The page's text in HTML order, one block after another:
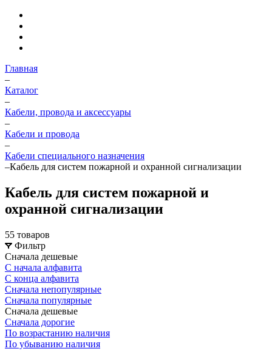
Главная
–
Каталог
–
Кабели, провода и аксессуары
–
Кабели и провода
–
Кабели специального назначения
–Кабель для систем пожарной и охранной сигнализации
Кабель для систем пожарной и
охранной сигнализации
55 товаров
Фильтр
Сначала дешевые
С начала алфавита
С конца алфавита
Сначала непопулярные
Сначала популярные
Сначала дешевые
Сначала дорогие
По возрастанию наличия
По убыванию наличия